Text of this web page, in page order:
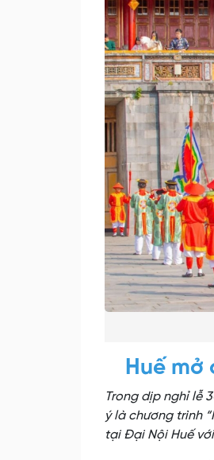
Huế mở
Trong dịp nghỉ lễ
ý là chương trình
tại Đại Nội Huế